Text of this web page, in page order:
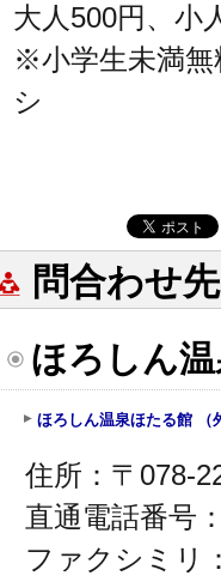
大人500円、小
※小学生未満無
シ
問合わせ
ほろしん
ほろしん温泉ほたる館 （
住所：〒078-
直通電話番号
ファクシミリ